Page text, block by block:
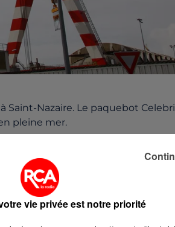
Saint-Nazaire. Le paquebot
pleine mer.
confirmé dans la matinée.
à cause de la grève des agents
Chantiers de l'Atlantique. �x:�
passagers.
vie privée est notre priorité